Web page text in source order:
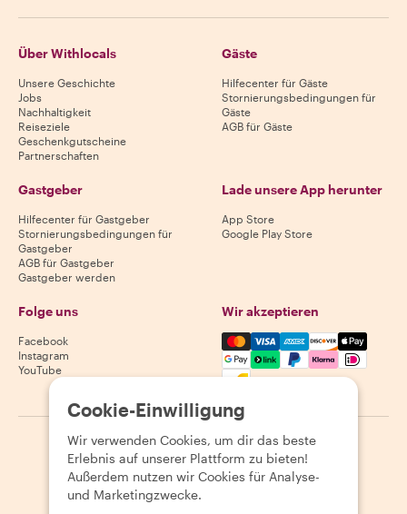
Über Withlocals
Unsere Geschichte
Jobs
Nachhaltigkeit
Reiseziele
Geschenkgutscheine
Partnerschaften
Gäste
Hilfecenter für Gäste
Stornierungsbedingungen für
Gäste
AGB für Gäste
Gastgeber
Hilfecenter für Gastgeber
Stornierungsbedingungen für
Gastgeber
AGB für Gastgeber
Gastgeber werden
Lade unsere App herunter
App Store
Google Play Store
Folge uns
Facebook
Instagram
YouTube
Wir akzeptieren
Mastercard, Visa, Amex,
2026 Withlocals.com | Datenschutzerklärung | Cookies
Seitenübersicht
Cookie-Einwilligung
Wir verwenden Cookies, um dir das beste
Erlebnis auf unserer Plattform zu bieten!
Außerdem nutzen wir Cookies für Analyse-
und Marketingzwecke.